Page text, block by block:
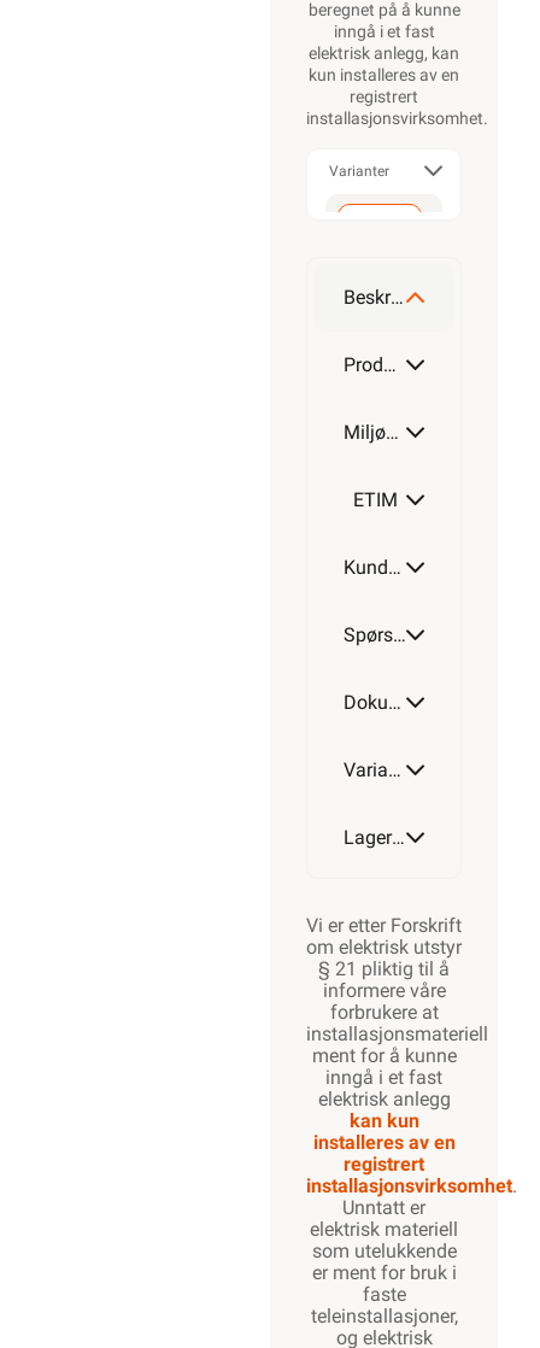
beregnet på å kunne
inngå i et fast
elektrisk anlegg, kan
kun installeres av en
registrert
installasjonsvirksomhet.
Varianter
Beskrivelse
Produktdetaljer
Miljøparametere
ETIM
Kundeomtale
Spørsmål og svar
Dokumentasjon
Varianter av artikkel
Lagerstatus
Vi er etter Forskrift
om elektrisk utstyr
§ 21 pliktig til å
informere våre
forbrukere at
installasjonsmateriell
ment for å kunne
inngå i et fast
elektrisk anlegg
kan kun
installeres av en
registrert
installasjonsvirksomhet.
Unntatt er
elektrisk materiell
som utelukkende
er ment for bruk i
faste
teleinstallasjoner,
og elektrisk